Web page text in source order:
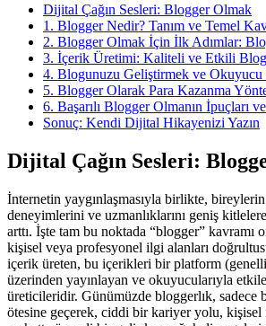
Dijital Çağın Sesleri: Blogger Olmak
1. Blogger Nedir? Tanım ve Temel
2. Blogger Olmak İçin İlk Adımlar:
3. İçerik Üretimi: Kaliteli ve Etkili Blog
4. Blogunuzu Geliştirmek ve
5. Blogger Olarak Para Kazanma
6. Başarılı Blogger Olmanın İpuçları
Sonuç: Kendi Dijital Hikayenizi Yazın
Dijital Çağın Sesleri:
İnternetin yaygınlaşmasıyla birlikte,
deneyimlerini ve uzmanlıklarını geniş
arttı. İşte tam bu noktada “blogger” kavramı
kişisel veya profesyonel ilgi alanları
içerik üreten, bu içerikleri bir platform
üzerinden yayınlayan ve okuyucularıyla
üreticileridir. Günümüzde bloggerlık, sadece
ötesine geçerek, ciddi bir kariyer yolu, kişisel